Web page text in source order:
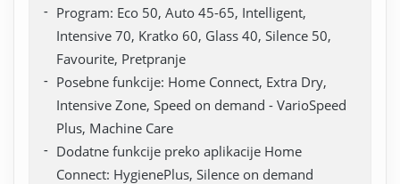
Program: Eco 50, Auto 45-65, Intelligent,
Intensive 70, Kratko 60, Glass 40, Silence 50,
Favourite, Pretpranje
Posebne funkcije: Home Connect, Extra Dry,
Intensive Zone, Speed on demand - VarioSpeed
Plus, Machine Care
Dodatne funkcije preko aplikacije Home
Connect: HygienePlus, Silence on demand